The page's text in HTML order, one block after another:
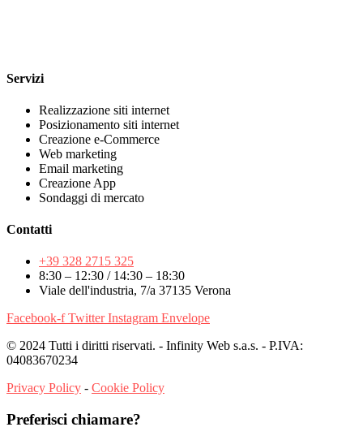
Servizi
Realizzazione siti internet
Posizionamento siti internet
Creazione e-Commerce
Web marketing
Email marketing
Creazione App
Sondaggi di mercato
Contatti
+39 328 2715 325
8:30 – 12:30 / 14:30 – 18:30
Viale dell'industria, 7/a 37135 Verona
Facebook-f Twitter Instagram Envelope
© 2024 Tutti i diritti riservati. - Infinity Web s.a.s. - P.IVA:
04083670234
Privacy Policy - Cookie Policy
Preferisci chiamare?